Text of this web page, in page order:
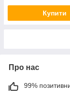
Купити
Про нас
99%